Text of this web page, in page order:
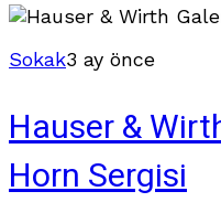
Sokak3 ay önce
Hauser &
Horn Sergisi